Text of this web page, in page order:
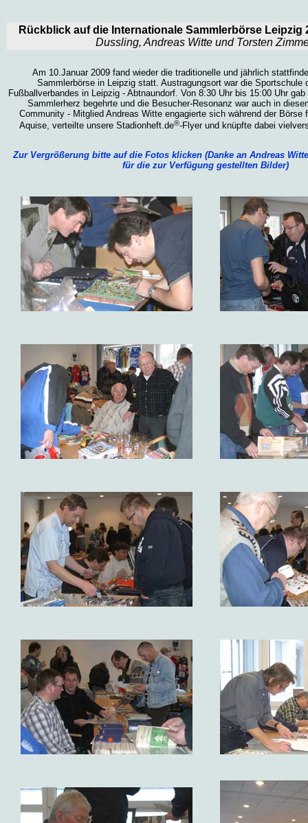
Rückblick auf die Internationale Sammlerbörse Leipzig
Dussling, Andreas Witte und Torsten
Am 10.Januar 2009 fand wieder die traditionelle und jährlich
Sammlerbörse in Leipzig statt. Austragungsort war die Sportschule
Fußballverbandes in Leipzig - Abtnaundorf. Von 8:30 Uhr bis 15:00 Uhr
Sammlerherz begehrte und die Besucher-Resonanz war auch in
Community - Mitglied Andreas Witte engagierte sich während der Börse
Aquise, verteilte unsere Stadionheft.de®-Flyer und knüpfte dabei
Zur Vergrößerung bitte auf die Fotos klicken (Danke an Andreas
für die zur Verfügung gestellten Bilder)